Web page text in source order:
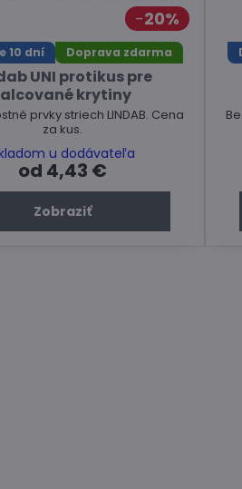
20%
10 dní Doprava zdarma
UNI protikus pre
krytiny
prvky striech LINDAB. Cena
za kus.
u dodávateľa
od 4,43 €
Zobraziť